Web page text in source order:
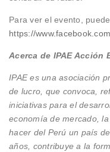
Para ver el evento,
https://
Acerca de IPAE Acción
IPAE es una asociación
de lucro, que convoca,
iniciativas para el
economía de mercado,
hacer del Perú un país
años, contribuye a la